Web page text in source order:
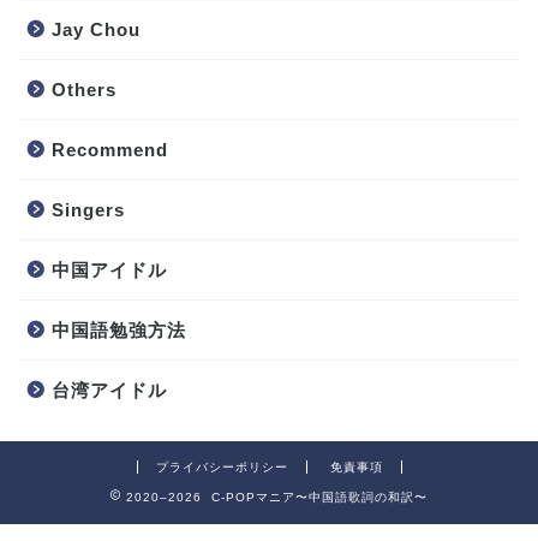
Jay Chou
Others
Recommend
Singers
中国アイドル
中国語勉強方法
台湾アイドル
プライバシーポリシー 免責事項
2020–2026 C-POPマニア〜中国語歌詞の和訳〜